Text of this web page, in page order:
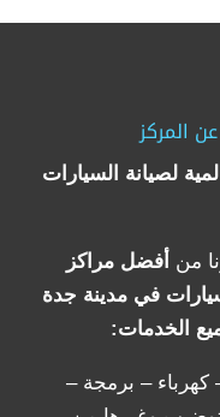
المركز
لصيانة السيارات
من أفضل مراكز
في مدينة جدة
الخدمات:
– كهرباء – برمجة –